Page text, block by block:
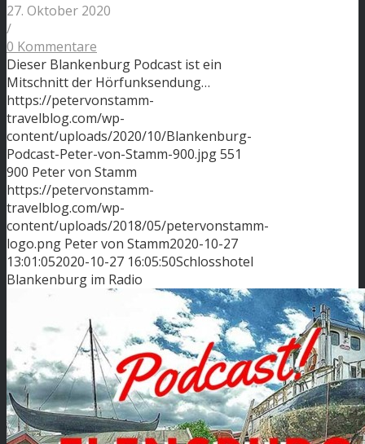
27. Oktober 2020
/
0 Kommentare
Dieser Blankenburg Podcast ist ein
Mitschnitt der Hörfunksendung…
https://petervonstamm-
travelblog.com/wp-
content/uploads/2020/10/Blankenburg-
Podcast-Peter-von-Stamm-900.jpg551
900 Peter von Stamm
https://petervonstamm-
travelblog.com/wp-
content/uploads/2018/05/petervonstamm-
logo.png Peter von Stamm2020-10-27
13:01:052020-10-27 16:05:50Schlosshotel
Blankenburg im Radio